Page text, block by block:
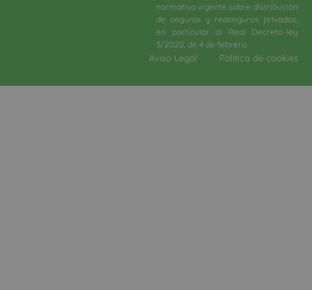
normativa vigente sobre distribución
de seguros y reaseguros privados,
en particular al Real Decreto-ley
3/2020, de 4 de febrero.​
Aviso Legal Política de cookies